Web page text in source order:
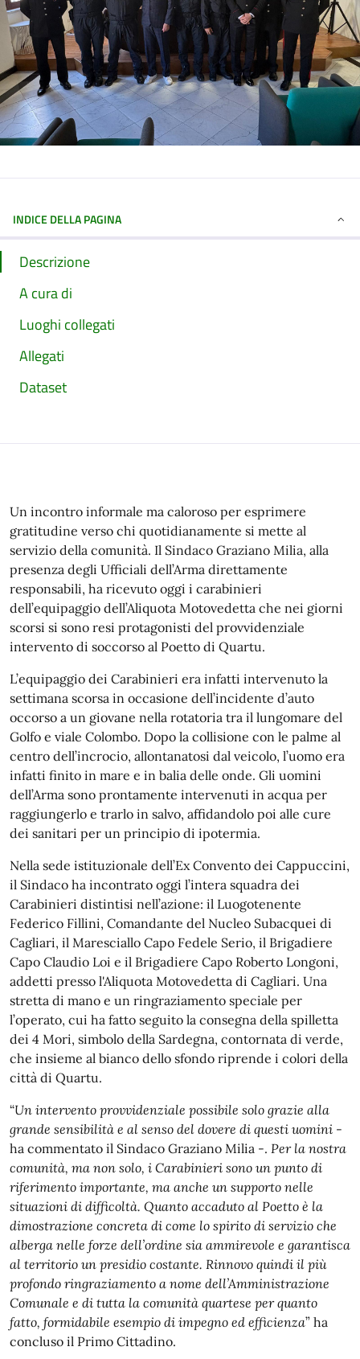
INDICE DELLA PAGINA
Descrizione
A cura di
Luoghi collegati
Allegati
Dataset
Un incontro informale ma caloroso per esprimere
gratitudine verso chi quotidianamente si mette al
servizio della comunità. Il Sindaco Graziano Milia, alla
presenza degli Ufficiali dell’Arma direttamente
responsabili, ha ricevuto oggi i carabinieri
dell’equipaggio dell’Aliquota Motovedetta che nei giorni
scorsi si sono resi protagonisti del provvidenziale
intervento di soccorso al Poetto di Quartu.
L’equipaggio dei Carabinieri era infatti intervenuto la
settimana scorsa in occasione dell’incidente d’auto
occorso a un giovane nella rotatoria tra il lungomare del
Golfo e viale Colombo. Dopo la collisione con le palme al
centro dell’incrocio, allontanatosi dal veicolo, l’uomo era
infatti finito in mare e in balia delle onde. Gli uomini
dell’Arma sono prontamente intervenuti in acqua per
raggiungerlo e trarlo in salvo, affidandolo poi alle cure
dei sanitari per un principio di ipotermia.
Nella sede istituzionale dell’Ex Convento dei Cappuccini,
il Sindaco ha incontrato oggi l’intera squadra dei
Carabinieri distintisi nell’azione: il Luogotenente
Federico Fillini, Comandante del Nucleo Subacquei di
Cagliari, il Maresciallo Capo Fedele Serio, il Brigadiere
Capo Claudio Loi e il Brigadiere Capo Roberto Longoni,
addetti presso l'Aliquota Motovedetta di Cagliari. Una
stretta di mano e un ringraziamento speciale per
l’operato, cui ha fatto seguito la consegna della spilletta
dei 4 Mori, simbolo della Sardegna, contornata di verde,
che insieme al bianco dello sfondo riprende i colori della
città di Quartu.
“Un intervento provvidenziale possibile solo grazie alla
grande sensibilità e al senso del dovere di questi uomini -
ha commentato il Sindaco Graziano Milia -. Per la nostra
comunità, ma non solo, i Carabinieri sono un punto di
riferimento importante, ma anche un supporto nelle
situazioni di difficoltà. Quanto accaduto al Poetto è la
dimostrazione concreta di come lo spirito di servizio che
alberga nelle forze dell’ordine sia ammirevole e garantisca
al territorio un presidio costante. Rinnovo quindi il più
profondo ringraziamento a nome dell’Amministrazione
Comunale e di tutta la comunità quartese per quanto
fatto, formidabile esempio di impegno ed efficienza” ha
concluso il Primo Cittadino.